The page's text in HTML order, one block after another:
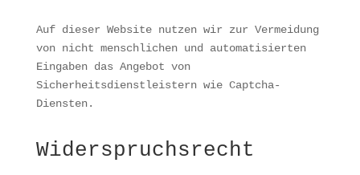
Auf dieser Website nutzen wir zur Vermeidung
von nicht menschlichen und automatisierten
Eingaben das Angebot von
Sicherheitsdienstleistern wie Captcha-
Diensten.
Widerspruchsrecht